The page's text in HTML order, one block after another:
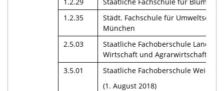
1.2.35
Städt. Fachschule für
München
2.5.03
Staatliche Fachoberschule
Wirtschaft und Agrarwirtschaft,
3.5.01
Staatliche Fachoberschule
(1. August 2018)